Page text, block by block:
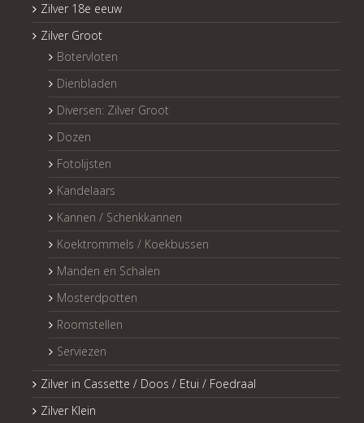
Zilver 18e eeuw
Zilver Groot
Botervloten
Dienbladen
Diversen: Zilver Groot
Dozen
Fotolijsten
Kandelaars
Kannen / Schenkkannen
Koektrommels / Koekbussen
Manden en Schalen
Mosterdpotten
Roomstellen
Serviezen
Zilver in Cassette / Doos / Etui / Foedraal
Zilver Klein